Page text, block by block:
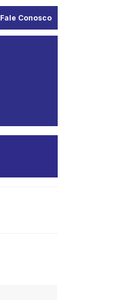
Fale Conosco